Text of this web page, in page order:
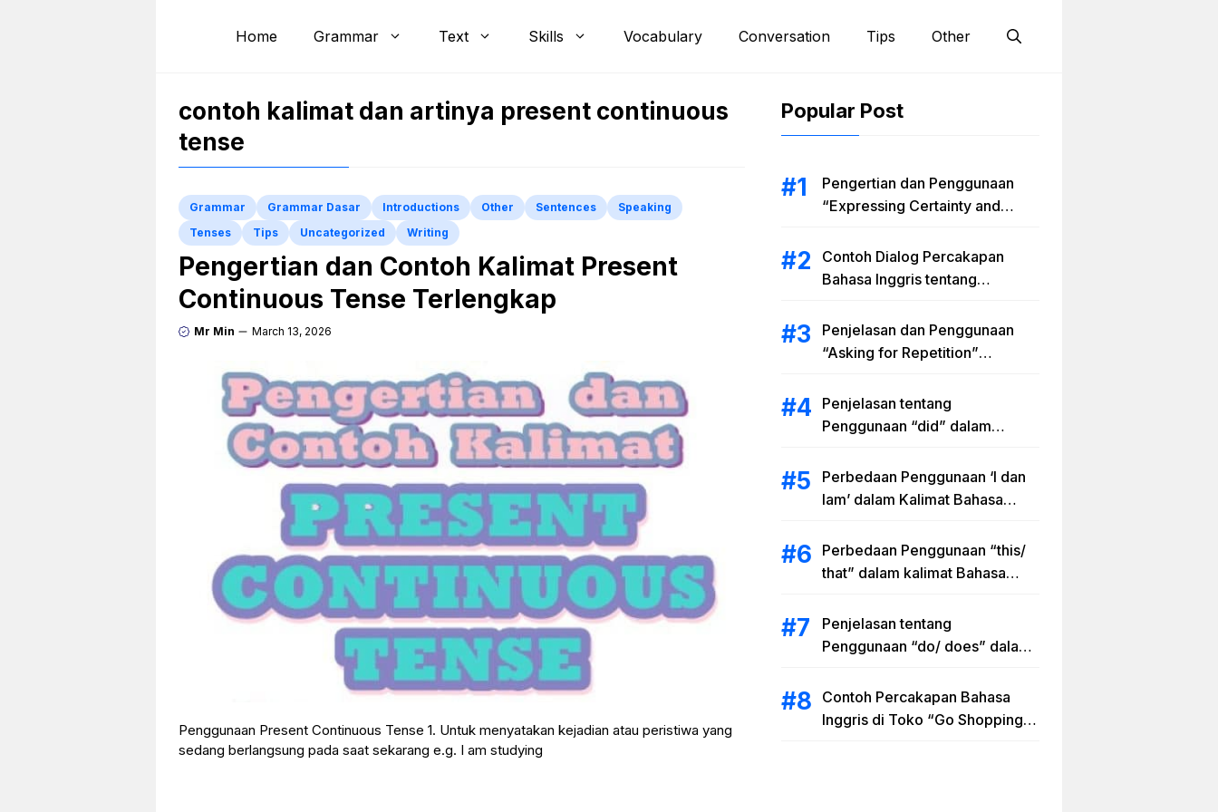
Home Grammar Text Skills Vocabulary Conversation Tips Other
contoh kalimat dan artinya present continuous
tense
Grammar Grammar Dasar Introductions Other Sentences
Speaking
Tenses
Tips Uncategorized Writing
Pengertian dan Contoh Kalimat Present
Continuous Tense Terlengkap
Mr Min March 13, 2026
Penggunaan Present Continuous Tense 1. Untuk menyatakan kejadian atau peristiwa yang
sedang berlangsung pada saat sekarang e.g. I am studying
Popular Post
Pengertian dan Penggunaan
“Expressing Certainty and
Contoh Dialog Percakapan
Bahasa Inggris tentang
Artinya
Penjelasan dan Penggunaan
“Asking for Repetition”
dan Latihan Soal
Penjelasan tentang
Penggunaan “did” dalam
Perbedaan Penggunaan ‘I dan
Iam’ dalam Kalimat Bahasa
Perbedaan Penggunaan “this/
that” dalam kalimat Bahasa
Contoh Kalimat
Penjelasan tentang
Penggunaan “do/ does” dalam
Contoh Percakapan Bahasa
Inggris di Toko “Go Shopping”